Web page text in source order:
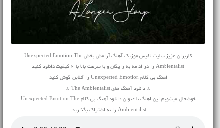
کاربران عزیز سایت نفیس موزیک آهنگ آرامش بخش Unexpected Emotion The
Ambientalist را در ادامه به رایگان و با سرعت بالا با 2 کیفیت دانلود کنید
اهنگ بی کلام Unexpected Emotion را آنلاین گوش کنید
♫ دانلود آهنگ های The Ambientalist ♫
خوشحال میشویم این اهنگ با عنوان دانلود آهنگ بی کلام Unexpected Emotion The
Ambientalist را به اشتراک بگذارید.